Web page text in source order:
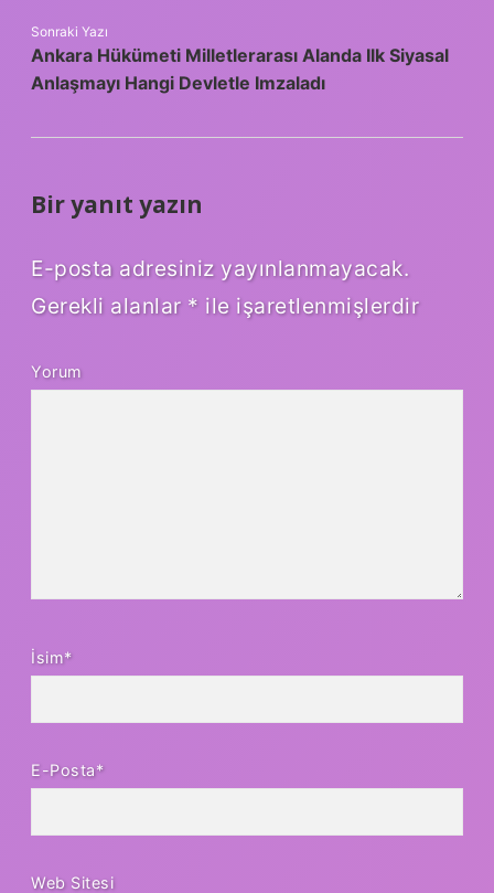
Sonraki Yazı
Ankara Hükümeti Milletlerarası Alanda Ilk Siyasal
Anlaşmayı Hangi Devletle Imzaladı
Bir yanıt yazın
E-posta adresiniz yayınlanmayacak.
Gerekli alanlar * ile işaretlenmişlerdir
Yorum
İsim*
E-Posta*
Web Sitesi